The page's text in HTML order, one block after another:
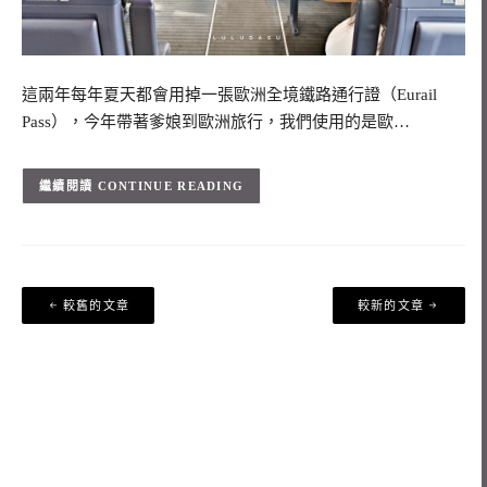
這兩年每年夏天都會用掉一張歐洲全境鐵路通行證（Eurail
Pass），今年帶著爹娘到歐洲旅行，我們使用的是歐…
CONTINUE READING
文
章
較舊的文章 較新的文章